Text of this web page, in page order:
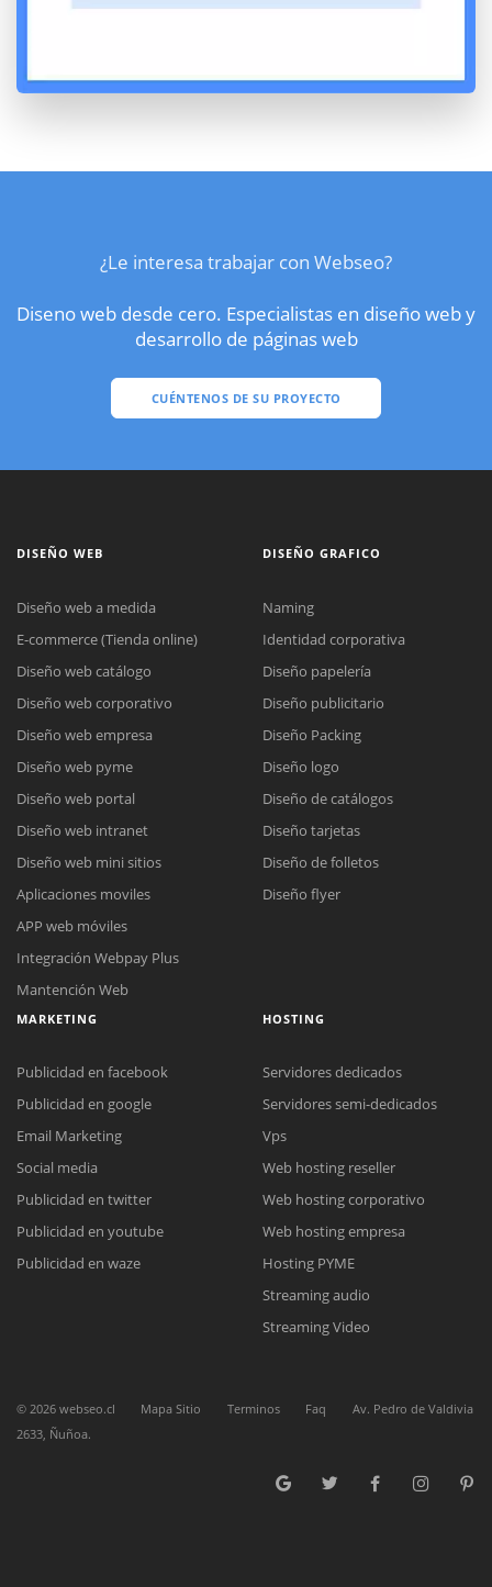
¿Le interesa trabajar con Webseo?
Diseno web desde cero. Especialistas en diseño web y
desarrollo de páginas web
CUÉNTENOS DE SU PROYECTO
Reunión online
Nuestros ejecutivos le enviarán un correo electrónico con el enlace a
Meet para la reunión online.
Cotización
Complete el formulario y nos contactaremos a la brevedad.
Chat Online
para enviarnos un correo electrónico con sus datos personales.
DISEÑO WEB
Diseño web a medida
E-commerce (Tienda online)
Diseño web catálogo
Diseño web corporativo
Diseño web empresa
Diseño web pyme
Diseño web portal
Diseño web intranet
Diseño web mini sitios
Aplicaciones moviles
APP web móviles
Integración Webpay Plus
Mantención Web
DISEÑO GRAFICO
Naming
Identidad corporativa
Diseño papelería
Diseño publicitario
Diseño Packing
Diseño logo
Diseño de catálogos
Diseño tarjetas
Diseño de folletos
Diseño flyer
MARKETING
Publicidad en facebook
Publicidad en google
Email Marketing
Social media
Publicidad en twitter
Publicidad en youtube
Publicidad en waze
HOSTING
Servidores dedicados
Servidores semi-dedicados
Vps
Web hosting reseller
Web hosting corporativo
Web hosting empresa
Hosting PYME
Streaming audio
Streaming Video
© 2026 webseo.cl Mapa Sitio Terminos Faq
Av. Pedro de Valdivia
2633, Ñuñoa.